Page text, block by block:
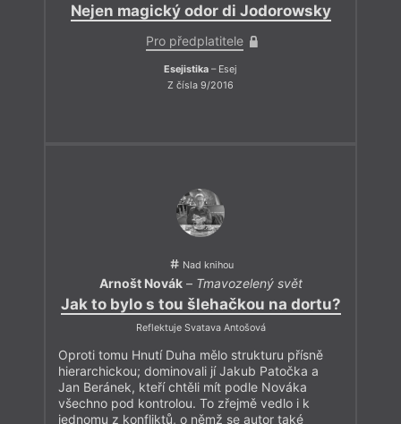
Nejen magický odor di Jodorowsky
Pro předplatitele
Esejistika – Esej
Z čísla 9/2016
Nad knihou
Arnošt Novák– Tmavozelený svět
Jak to bylo s tou šlehačkou na dortu?
Reflektuje Svatava Antošová
Oproti tomu Hnutí Duha mělo strukturu přísně
hierarchickou; dominovali jí Jakub Patočka a
Jan Beránek, kteří chtěli mít podle Nováka
všechno pod kontrolou. To zřejmě vedlo i k
jednomu z konfliktů, o němž se autor také